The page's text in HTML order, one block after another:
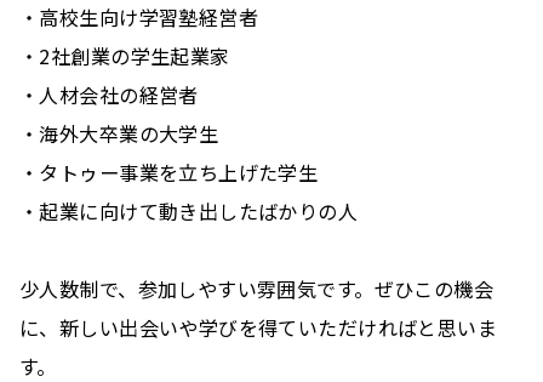
未来起業家ラウンジ
・高校生向け学習塾経営者
・2社創業の学生起業家
・人材会社の経営者
・海外大卒業の大学生
・タトゥー事業を立ち上げた学生
・起業に向けて動き出したばかりの人
少人数制で、参加しやすい雰囲気です。ぜひこの機会
に、新しい出会いや学びを得ていただければと思いま
す。
やめる 削除する
タイトル
補足文
定員数